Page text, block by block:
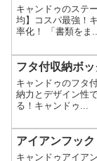
キャンドゥのステ
均】コスパ最強！
率化！ 「書類をま
フタ付収納ボッ
キャンドゥのフタ
納力とデザイン性
る！キャンドゥ...
アイアンフック
キャンドゥアイア